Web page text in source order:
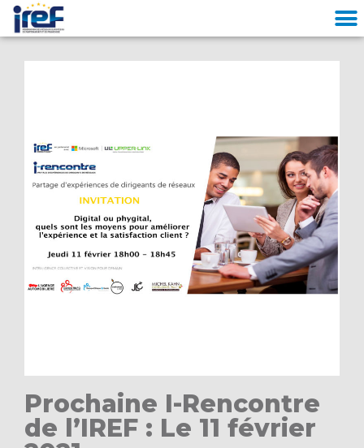
Prochaine I-Rencontre
de l’IREF : Le 11 février
Cookies management panel